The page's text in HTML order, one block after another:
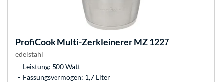
ProfiCookMulti-Zerkleinerer MZ 1227
edelstahl
Leistung: 500 Watt
Fassungsvermögen: 1,7 Liter